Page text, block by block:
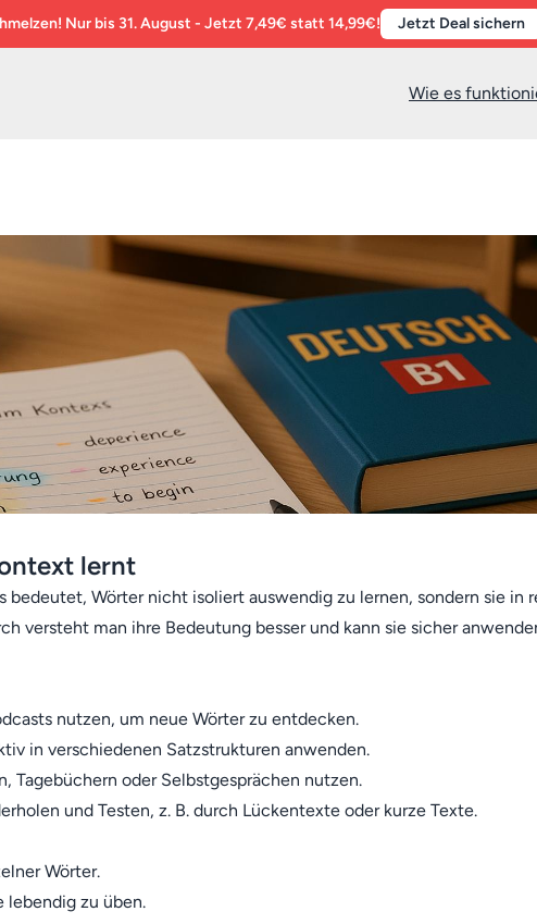
Nur bis 31. August - Jetzt 7,49€ statt 14,99€! Jetzt Deal sichern
Wie es
lernt
bedeutet, Wörter nicht isoliert auswendig zu lernen, sondern sie in
versteht man ihre Bedeutung besser und kann sie sicher
nutzen, um neue Wörter zu entdecken.
in verschiedenen Satzstrukturen anwenden.
, Tagebüchern oder Selbstgesprächen nutzen.
und Testen, z. B. durch Lückentexte oder kurze Texte.
Wörter.
lebendig zu üben.